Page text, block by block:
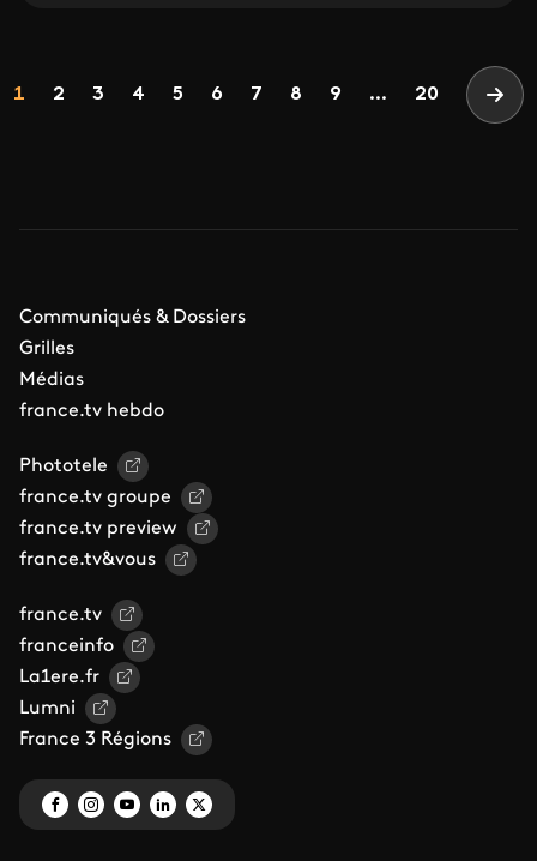
Page
1 Page
2 Page
3 Page
4 Page
5 Page
6 Page
7 Page
8 Page
9 ... 20
Communiqués & Dossiers
Grilles
Médias
france.tv hebdo
Phototele
france.tv groupe
france.tv preview
france.tv&vous
france.tv
franceinfo
La1ere.fr
Lumni
France 3 Régions